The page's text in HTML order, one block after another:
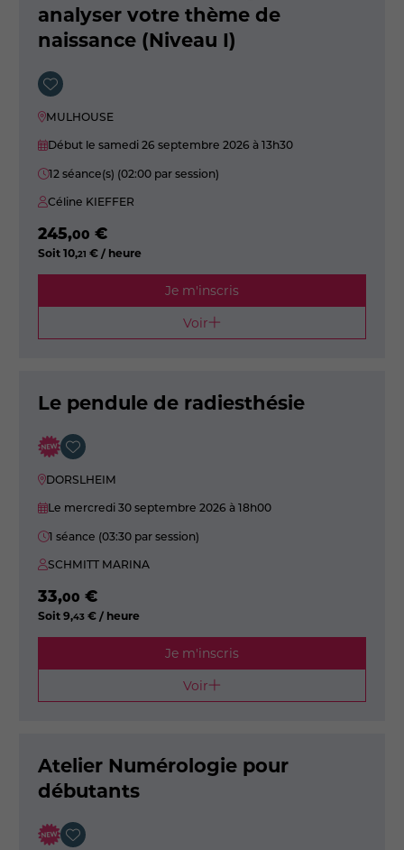
analyser votre thème de
naissance (Niveau I)
MULHOUSE
Début le samedi 26 septembre 2026 à 13h30
12 séance(s) (02:00 par session)
Céline KIEFFER
245,00 €
Soit10,21 € / heure
Je m'inscris
Voir
Le pendule de radiesthésie
DORSLHEIM
Le mercredi 30 septembre 2026 à 18h00
1 séance (03:30 par session)
SCHMITT MARINA
33,00 €
Soit9,43 € / heure
Je m'inscris
Voir
Atelier Numérologie pour
débutants